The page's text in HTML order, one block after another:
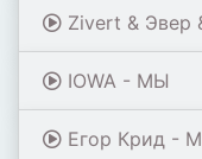
Zivert & Эвер &
IOWA - МЫ
Егор Крид - Мало 2.0 (feat. OG Buda,